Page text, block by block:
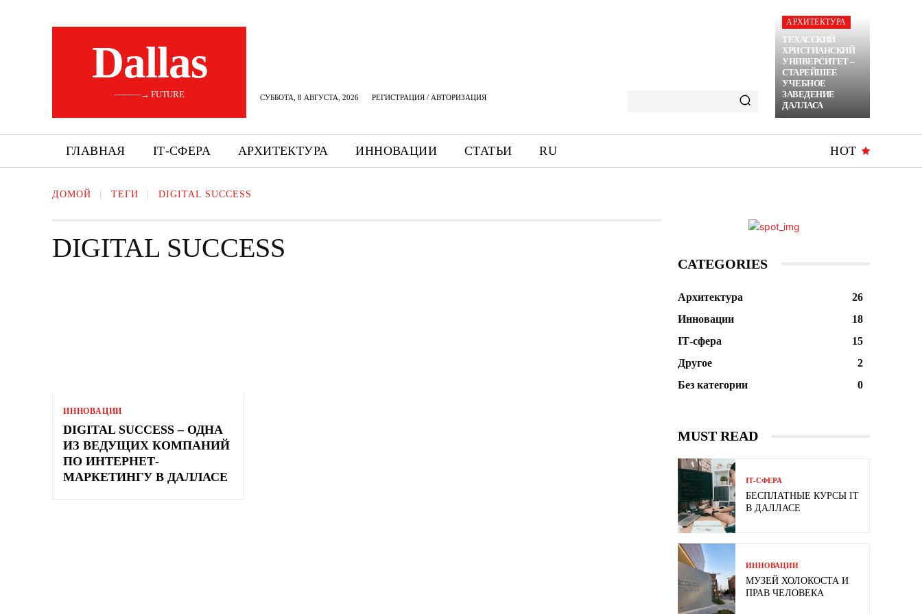
Dallas
———→ FUTURE СУББОТА, 8 АВГУСТА, 2026 РЕГИСТРАЦИЯ / АВТОРИЗАЦИЯ
АРХИТЕКТУРА
ТЕХАССКИЙ
ХРИСТИАНСКИЙ
УНИВЕРСИТЕТ –
СТАРЕЙШЕЕ
УЧЕБНОЕ
ЗАВЕДЕНИЕ
ДАЛЛАСА
ГЛАВНАЯ ІТ-СФЕРА АРХИТЕКТУРА ИННОВАЦИИ СТАТЬИ RU HOT
ДОМОЙ ТЕГИ DIGITAL SUCCESS
DIGITAL SUCCESS
ИННОВАЦИИ
DIGITAL SUCCESS – ОДНА
ИЗ ВЕДУЩИХ КОМПАНИЙ
ПО ИНТЕРНЕТ-
МАРКЕТИНГУ В ДАЛЛАСЕ
CATEGORIES
Архитектура
26
Инновации
18
ІТ-сфера
15
Другое
2
Без категории
0
MUST READ
ІТ-СФЕРА
БЕСПЛАТНЫЕ КУРСЫ IT
В ДАЛЛАСЕ
ИННОВАЦИИ
МУЗЕЙ ХОЛОКОСТА И
ПРАВ ЧЕЛОВЕКА